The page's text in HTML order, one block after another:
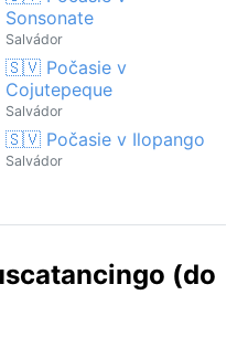
Sonsonate
Salvádor
🇸🇻 Počasie v
Cojutepeque
Salvádor
🇸🇻 Počasie v Ilopango
Salvádor
(do